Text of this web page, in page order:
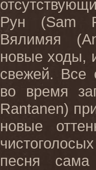
Рун (Sam
Вялимяя
новые ходы,
свежей. Все
во время
Rantanen)
новые
песня